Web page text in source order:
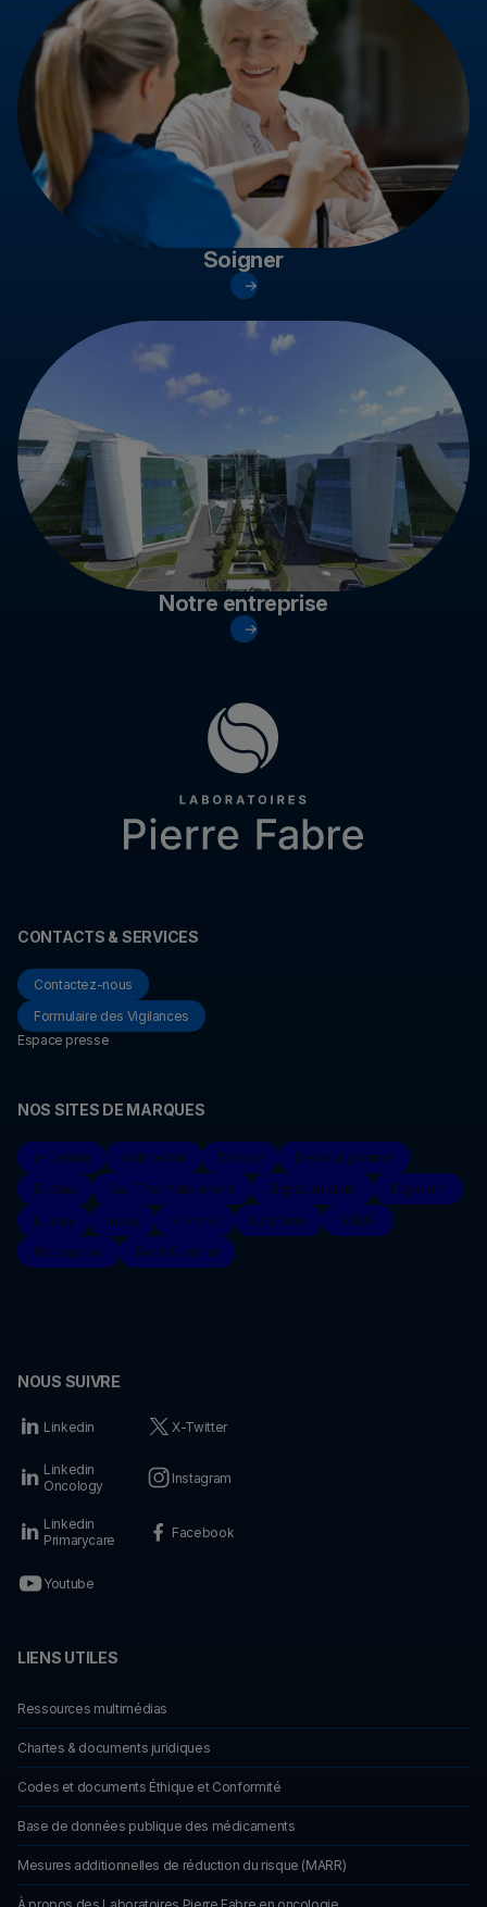
Soigner
Notre entreprise
CONTACTS & SERVICES
Contactez-nous
Formulaire des Vigilances
Espace presse
NOS SITES DE MARQUES
A-Derma Arthrodont Darrow
Dexeryl gamme
Ducray
Eau Thermale Avène Elgydium clinic
Elgydium
Eluday
Inava Klorane Ladrôme
MÊME
Naturactive
René Furterer
NOUS SUIVRE
Linkedin X-Twitter
Linkedin
Oncology
Instagram
Linkedin
Primarycare
Facebook
Youtube
LIENS UTILES
Ressources multimédias
Chartes & documents juridiques
Codes et documents Éthique et Conformité
Base de données publique des médicaments
Mesures additionnelles de réduction du risque (MARR)